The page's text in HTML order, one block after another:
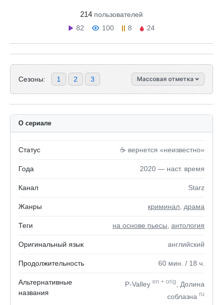
214 пользователей
82
100 8 24
Сезоны: 1 2 3 Массовая отметка
О сериале
Статус ☕️ вернется «неизвестно»
Года 2020 — наст. время
Канал Starz
Жанры криминал драма
Теги на основе пьесы антология
Оригинальный язык английский
Продолжительность 60 мин. / 18 ч.
Альтернативные
названия
P-Valley en + orig
, Долина
соблазна ru